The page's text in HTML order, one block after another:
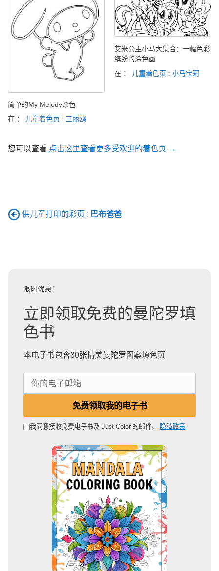
简单的My Melody涂色
在 ：
儿童着色页 : 三丽鸥
艾米公主小马大集合：一幅色彩
缤纷的涂色画
在 ：
儿童着色页 : 小马宝莉
您可以查看 点击这里查看更多受欢迎的着色页 →
供儿童打印的彩页 : 巴布爸爸
限时优惠！
立即领取免费的曼陀罗填
色书
本电子书包含30张精美曼陀罗图案填色页
邮
免费领取我的电子书
我同意接收免费电子书及 Just Color 的邮件。 隐私政策